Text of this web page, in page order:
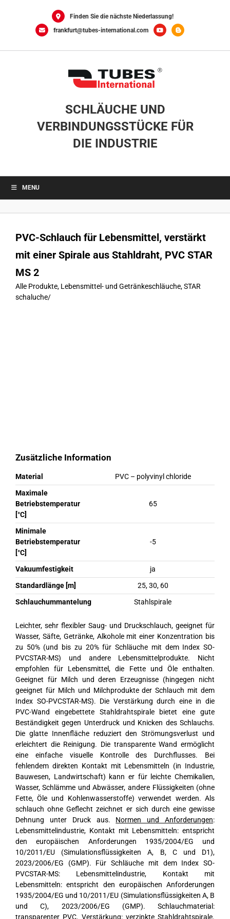
Finden Sie die nächste Niederlassung!
frankfurt@tubes-international.com
SCHLÄUCHE UND
VERBINDUNGSSTÜCKE FÜR
DIE INDUSTRIE
MENU
PVC-Schlauch für Lebensmittel, verstärkt
mit einer Spirale aus Stahldraht, PVC STAR
MS 2
Alle Produkte, Lebensmittel- und Getränkeschläuche,STAR
schaluche/
Zusätzliche Information
Material
PVC – polyvinyl chloride
Maximale
Betriebstemperatur
[°C]
65
Minimale
Betriebstemperatur
[°C]
-5
Vakuumfestigkeit
ja
Standardlänge [m]
25, 30, 60
Schlauchummantelung
Stahlspirale
Leichter, sehr flexibler Saug- und Druckschlauch, geeignet für
Wasser, Säfte, Getränke, Alkohole mit einer Konzentration bis
zu 50% (und bis zu 20% für Schläuche mit dem Index SO-
PVCSTAR-MS) und andere Lebensmittelprodukte. Nicht
empfohlen für Lebensmittel, die Fette und Öle enthalten.
Geeignet für Milch und deren Erzeugnisse (hingegen nicht
geeignet für Milch und Milchprodukte der Schlauch mit dem
Index SO-PVCSTAR-MS). Die Verstärkung durch eine in die
PVC-Wand eingebettete Stahldrahtspirale bietet eine gute
Beständigkeit gegen Unterdruck und Knicken des Schlauchs.
Die glatte Innenfläche reduziert den Strömungsverlust und
erleichtert die Reinigung. Die transparente Wand ermöglicht
eine einfache visuelle Kontrolle des Durchflusses. Bei
fehlendem direkten Kontakt mit Lebensmitteln (in Industrie,
Bauwesen, Landwirtschaft) kann er für leichte Chemikalien,
Wasser, Schlämme und Abwässer, andere Flüssigkeiten (ohne
Fette, Öle und Kohlenwasserstoffe) verwendet werden. Als
schlauch ohne Geflecht zeichnet er sich durch eine gewisse
Dehnung unter Druck aus. Normen und Anforderungen:
Lebensmittelindustrie, Kontakt mit Lebensmitteln: entspricht
den europäischen Anforderungen 1935/2004/EG und
10/2011/EU (Simulationsflüssigkeiten A, B, C und D1),
2023/2006/EG (GMP). Für Schläuche mit dem Index SO-
PVCSTAR-MS: Lebensmittelindustrie, Kontakt mit
Lebensmitteln: entspricht den europäischen Anforderungen
1935/2004/EG und 10/2011/EU (Simulationsflüssigkeiten A, B
und C), 2023/2006/EG (GMP). Schlauchmaterial:
transparenter PVC. Verstärkung: verzinkte Stahldrahtspirale.